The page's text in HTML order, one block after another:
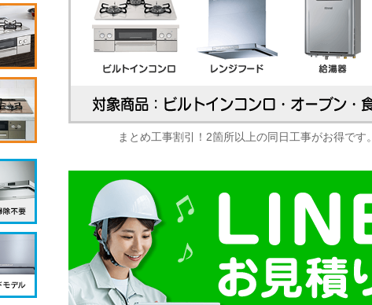
まとめ工事割引！2箇所以上の同日工事がお得です。